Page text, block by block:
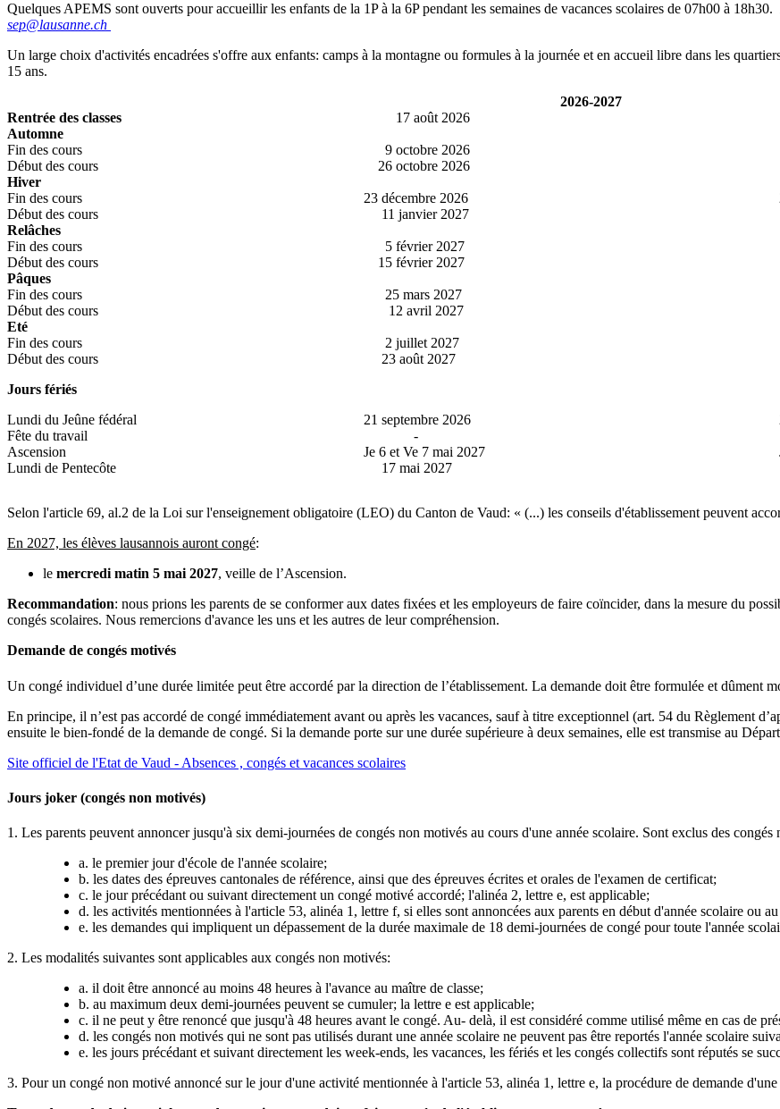
Quelques APEMS sont ouverts pour accueillir les enfants de la 1P à la 6P pendant les semaines de vacances scolaires de 07h00 à 18h30.
sep@lausanne.ch
Un large choix d'activités encadrées s'offre aux enfants: camps à la montagne ou formules à la journée et en accueil libre dans les
15 ans.
2026-2027
Rentrée des classes
17 août 2026
Automne
Fin des cours
Début des cours
9 octobre 2026
26 octobre 2026
Hiver
Fin des cours
Début des cours
23 décembre 2026
11 janvier 2027
Relâches
Fin des cours
Début des cours
5 février 2027
15 février 2027
Pâques
Fin des cours
Début des cours
25 mars 2027
12 avril 2027
Eté
Fin des cours
Début des cours
2 juillet 2027
23 août 2027
Jours fériés
Lundi du Jeûne fédéral
Fête du travail
Ascension
Lundi de Pentecôte
21 septembre 2026
-
Je 6 et Ve 7 mai 2027
17 mai 2027
Selon l'article 69, al.2 de la Loi sur l'enseignement obligatoire (LEO) du Canton de Vaud: « (...) les conseils d'établissement peuvent
En 2027, les élèves lausannois auront congé:
le mercredi matin 5 mai 2027, veille de l’Ascension.
Recommandation: nous prions les parents de se conformer aux dates fixées et les employeurs de faire coïncider, dans la mesure du
congés scolaires. Nous remercions d'avance les uns et les autres de leur compréhension.
Demande de congés motivés
Un congé individuel d’une durée limitée peut être accordé par la direction de l’établissement. La demande doit être formulée et dûment
En principe, il n’est pas accordé de congé immédiatement avant ou après les vacances, sauf à titre exceptionnel (art. 54 du Règlement
ensuite le bien-fondé de la demande de congé. Si la demande porte sur une durée supérieure à deux semaines, elle est transmise au
Site officiel de l'Etat de Vaud - Absences , congés et vacances scolaires
Jours joker (congés non motivés)
1. Les parents peuvent annoncer jusqu'à six demi-journées de congés non motivés au cours d'une année scolaire. Sont exclus des congés
a. le premier jour d'école de l'année scolaire;
b. les dates des épreuves cantonales de référence, ainsi que des épreuves écrites et orales de l'examen de certificat;
c. le jour précédant ou suivant directement un congé motivé accordé; l'alinéa 2, lettre e, est applicable;
d. les activités mentionnées à l'article 53, alinéa 1, lettre f, si elles sont annoncées aux parents en début d'année scolaire ou
e. les demandes qui impliquent un dépassement de la durée maximale de 18 demi-journées de congé pour toute l'année
2. Les modalités suivantes sont applicables aux congés non motivés:
a. il doit être annoncé au moins 48 heures à l'avance au maître de classe;
b. au maximum deux demi-journées peuvent se cumuler; la lettre e est applicable;
c. il ne peut y être renoncé que jusqu'à 48 heures avant le congé. Au- delà, il est considéré comme utilisé même en cas de
d. les congés non motivés qui ne sont pas utilisés durant une année scolaire ne peuvent pas être reportés l'année scolaire
e. les jours précédant et suivant directement les week-ends, les vacances, les fériés et les congés collectifs sont réputés se
3. Pour un congé non motivé annoncé sur le jour d'une activité mentionnée à l'article 53, alinéa 1, lettre e, la procédure de demande